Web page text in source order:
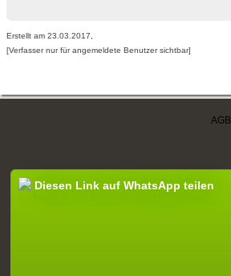
Erstellt am 23.03.2017,
[Verfasser nur für angemeldete Benutzer sichtbar]
AGB
Diesen Link auf WhatsApp teilen